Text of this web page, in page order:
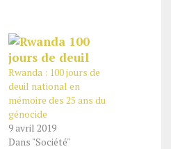
Rwanda : 100 jours de
deuil national en
mémoire des 25 ans du
génocide
9 avril 2019
Dans "Société"